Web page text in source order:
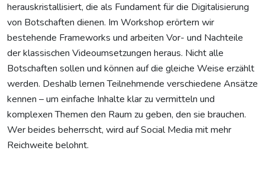
herauskristallisiert, die als Fundament für die Digitalisierung
von Botschaften dienen. Im Workshop erörtern wir
bestehende Frameworks und arbeiten Vor- und Nachteile
der klassischen Videoumsetzungen heraus. Nicht alle
Botschaften sollen und können auf die gleiche Weise erzählt
werden. Deshalb lernen Teilnehmende verschiedene Ansätze
kennen – um einfache Inhalte klar zu vermitteln und
komplexen Themen den Raum zu geben, den sie brauchen.
Wer beides beherrscht, wird auf Social Media mit mehr
Reichweite belohnt.